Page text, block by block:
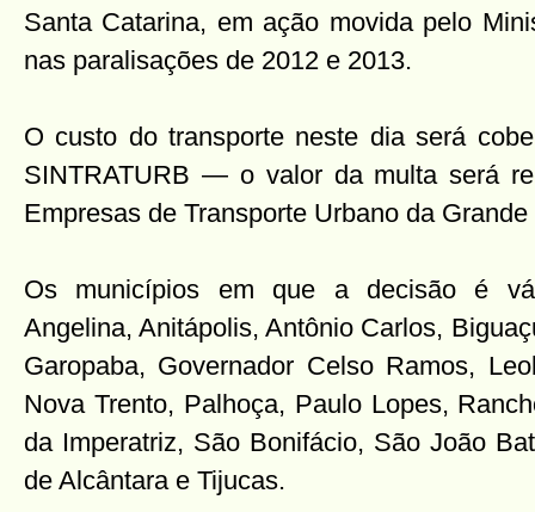
Santa Catarina, em ação movida pelo
nas paralisações de 2012 e 2013.
O custo do transporte neste dia será
SINTRATURB — o valor da multa será
Empresas de Transporte Urbano da
Os municípios em que a decisão é
Angelina, Anitápolis, Antônio Carlos,
Garopaba, Governador Celso Ramos,
Nova Trento, Palhoça, Paulo Lopes,
da Imperatriz, São Bonifácio, São João
de Alcântara e Tijucas.